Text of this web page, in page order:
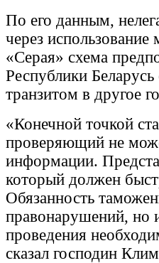
По его данным,
через
«Серая» схема
Республики
транзитом в другое
«Конечной точкой
проверяющий не
информации.
который должен
Обязанность
правонарушений, но
проведения
сказал господин